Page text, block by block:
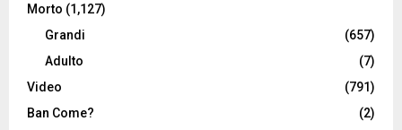
Morto (1,127)
Grandi
(657)
Adulto
(7)
Video
(791)
Ban Come?
(2)